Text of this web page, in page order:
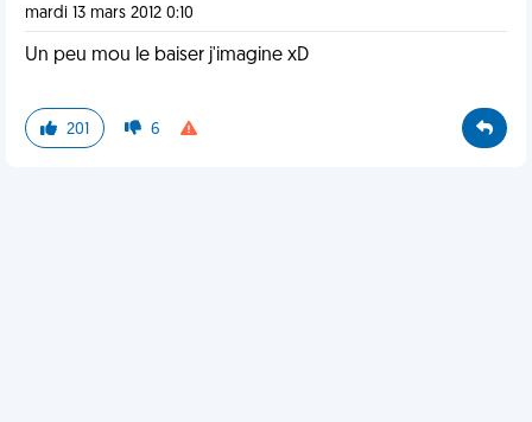
mardi 13 mars 2012 0:10
Un peu mou le baiser j'imagine xD
201 6